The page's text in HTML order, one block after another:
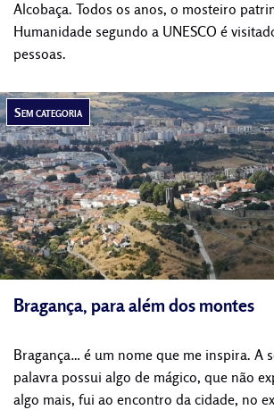
Alcobaça. Todos os anos, o mosteiro
Humanidade segundo a UNESCO é
pessoas.
Bragança, para além dos montes
Bragança… é um nome que me inspira. A
palavra possui algo de mágico, que não
algo mais, fui ao encontro da cidade, no
Sem categoria